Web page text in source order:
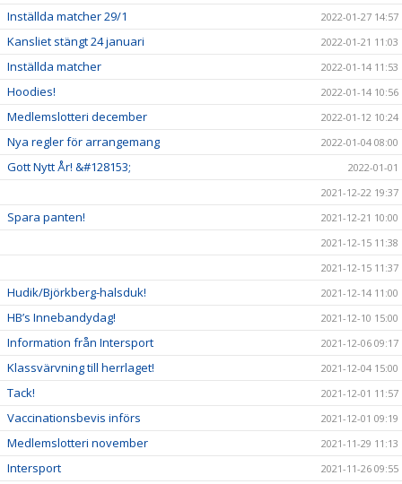
Inställda matcher 29/1 2022-01-27 14:57
Kansliet stängt 24 januari 2022-01-21 11:03
Inställda matcher 2022-01-14 11:53
Hoodies! 2022-01-14 10:56
Medlemslotteri december 2022-01-12 10:24
Nya regler för arrangemang 2022-01-04 08:00
Gott Nytt År! &#128153;
2022-01-01
2021-12-22 19:37
Spara panten!
2021-12-21 10:00
2021-12-15 11:38
2021-12-15 11:37
Hudik/Björkberg-halsduk! 2021-12-14 11:00
HB’s Innebandydag! 2021-12-10 15:00
Information från Intersport 2021-12-06 09:17
Klassvärvning till herrlaget! 2021-12-04 15:00
Tack! 2021-12-01 11:57
Vaccinationsbevis införs 2021-12-01 09:19
Medlemslotteri november 2021-11-29 11:13
Intersport 2021-11-26 09:55